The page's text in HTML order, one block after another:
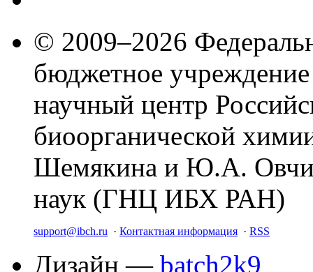
© 2009–2026
бюджетное
научный центр
биоорганической
Шемякина и Ю.А.
наук (ГНЦ ИБХ РАН)
support@ibch.ru · Контактная информация · RSS
Дизайн — batch2k9